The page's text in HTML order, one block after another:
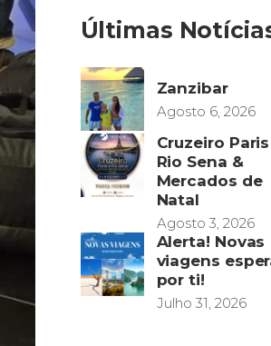
Últimas
Zanzibar
Agosto 6, 2026
Cruzeiro Paris
Rio Sena &
Mercados de
Natal
Agosto 3, 2026
Alerta! Novas
viagens
por ti!
Julho 31, 2026